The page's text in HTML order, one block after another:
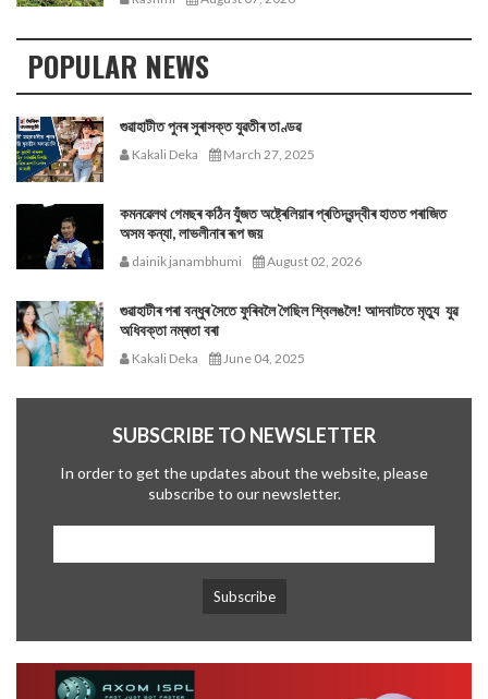
POPULAR NEWS
গুৱাহাটীত পুনৰ সুৰাসক্ত যুৱতীৰ তাণ্ডৱ
Kakali Deka March 27, 2025
কমনৱেলথ গেমছৰ কঠিন যুঁজত অষ্ট্ৰেলিয়াৰ প্ৰতিদ্বন্দ্বীৰ হাতত পৰাজিত
অসম কন্যা, লাভলীনাৰ ৰূপ জয়
dainik janambhumi August 02, 2026
গুৱাহাটীৰ পৰা বন্ধুৰ সৈতে ফুৰিবলৈ গৈছিল শ্বিলঙলৈ! আদবাটতে মৃত্যু যুৱ
অধিবক্তা নম্ৰতা বৰা
Kakali Deka June 04, 2025
SUBSCRIBE TO NEWSLETTER
In order to get the updates about the website, please
subscribe to our newsletter.